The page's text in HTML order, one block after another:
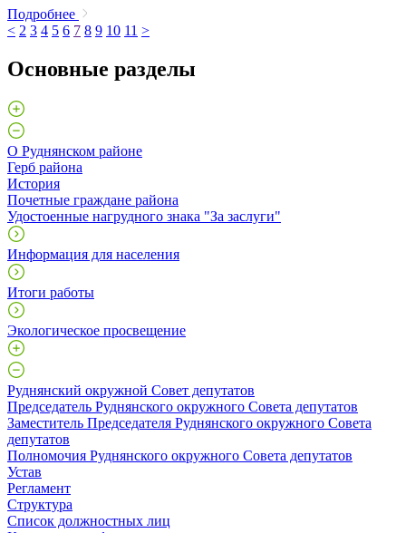
Подробнее
< 2 3 4 5 6 7 8 9 10 11 >
Основные разделы
О Руднянском районе
Герб района
История
Почетные граждане района
Удостоенные нагрудного знака "За заслуги"
Информация для населения
Итоги работы
Экологическое просвещение
Руднянский окружной Совет депутатов
Председатель Руднянского окружного Совета депутатов
Заместитель Председателя Руднянского окружного Совета
депутатов
Полномочия Руднянского окружного Совета депутатов
Устав
Регламент
Структура
Список должностных лиц